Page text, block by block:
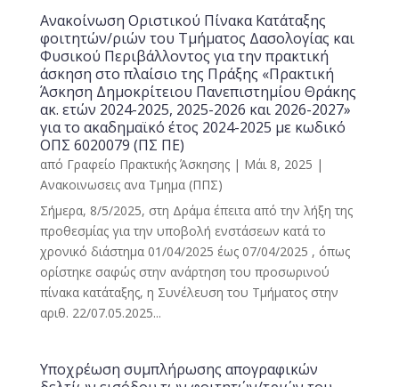
Ανακοίνωση Οριστικού Πίνακα Κατάταξης
φοιτητών/ριών του Τμήματος Δασολογίας και
Φυσικού Περιβάλλοντος για την πρακτική
άσκηση στο πλαίσιο της Πράξης «Πρακτική
Άσκηση Δημοκρίτειου Πανεπιστημίου Θράκης
ακ. ετών 2024-2025, 2025-2026 και 2026-2027»
για το ακαδημαϊκό έτος 2024-2025 με κωδικό
ΟΠΣ 6020079 (ΠΣ ΠΕ)
από Γραφείο Πρακτικής Άσκησης| Μάι 8, 2025 |
Ανακοινωσεις ανα Τμημα (ΠΠΣ)
Σήμερα, 8/5/2025, στη Δράμα έπειτα από την λήξη της
προθεσμίας για την υποβολή ενστάσεων κατά το
χρονικό διάστημα 01/04/2025 έως 07/04/2025 , όπως
ορίστηκε σαφώς στην ανάρτηση του προσωρινού
πίνακα κατάταξης, η Συνέλευση του Τμήματος στην
αριθ. 22/07.05.2025...
Υποχρέωση συμπλήρωσης απογραφικών